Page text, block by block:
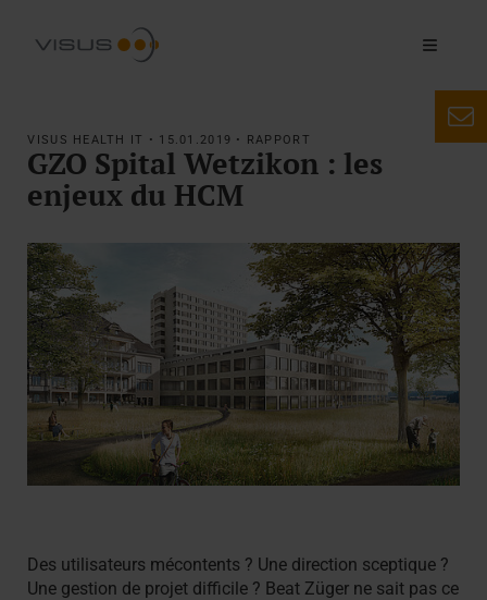
VISUS HEALTH IT • 15.01.2019 • RAPPORT
GZO Spital Wetzikon : les
enjeux du HCM
Des utilisateurs mécontents ? Une direction sceptique ?
Une gestion de projet difficile ? Beat Züger ne sait pas ce